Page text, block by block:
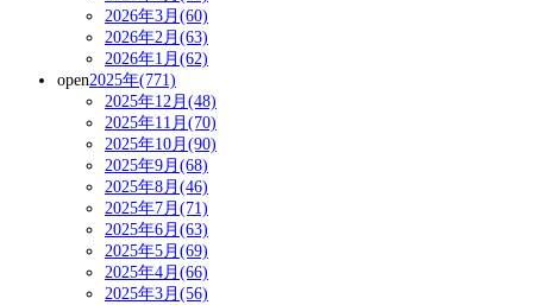
2026年3月(60)
2026年2月(63)
2026年1月(62)
open2025年(771)
2025年12月(48)
2025年11月(70)
2025年10月(90)
2025年9月(68)
2025年8月(46)
2025年7月(71)
2025年6月(63)
2025年5月(69)
2025年4月(66)
2025年3月(56)